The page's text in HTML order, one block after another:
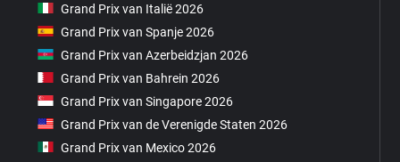
Grand Prix van Italië 2026
Grand Prix van Spanje 2026
Grand Prix van Azerbeidzjan 2026
Grand Prix van Bahrein 2026
Grand Prix van Singapore 2026
Grand Prix van de Verenigde Staten 2026
Grand Prix van Mexico 2026